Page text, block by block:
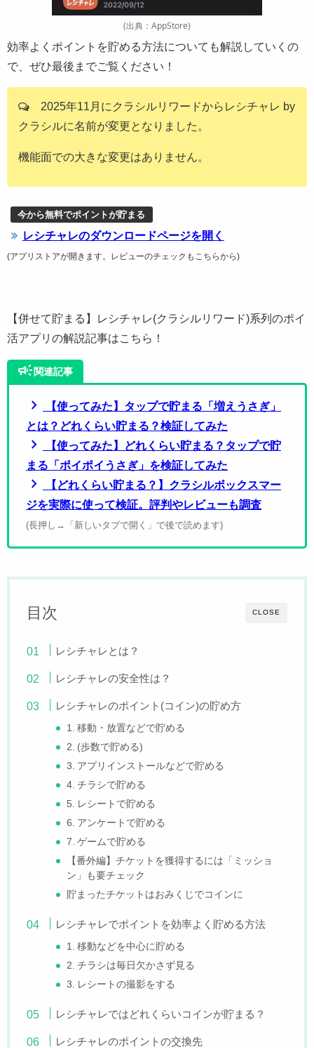
(出典：AppStore)
効率よくポイントを貯める方法についても解説していくの
で、ぜひ最後までご覧ください！
2025年11月にクラシルリワードからレシチャレ by
クラシルに名前が変更となりました。
機能面での大きな変更はありません。
今から無料でポイントが貯まる
レシチャレのダウンロードページを開く
(アプリストアが開きます。レビューのチェックもこちらから)
【併せて貯まる】レシチャレ(クラシルリワード)系列のポイ
活アプリの解説記事はこちら！
campaign関連記事
chevron_right
【使ってみた】タップで貯まる「増えうさぎ」
とは？どれくらい貯まる？検証してみた
chevron_right
【使ってみた】どれくらい貯まる？タップで貯
まる「ポイポイうさぎ」を検証してみた
chevron_right
【どれくらい貯まる？】クラシルボックスマー
ジを実際に使って検証。評判やレビューも調査
(長押し→「新しいタブで開く」で後で読めます)
CLOSE
目次
レシチャレとは？
レシチャレの安全性は？
レシチャレのポイント(コイン)の貯め方
1. 移動・放置などで貯める
2. (歩数で貯める)
3. アプリインストールなどで貯める
4. チラシで貯める
5. レシートで貯める
6. アンケートで貯める
7. ゲームで貯める
【番外編】チケットを獲得するには「ミッショ
ン」も要チェック
貯まったチケットはおみくじでコインに
レシチャレでポイントを効率よく貯める方法
1. 移動などを中心に貯める
2. チラシは毎日欠かさず見る
3. レシートの撮影をする
レシチャレではどれくらいコインが貯まる？
レシチャレのポイントの交換先